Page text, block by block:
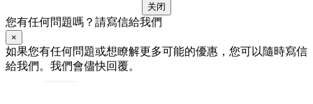
关闭
您有任何問題嗎？請寫信給我們
×
如果您有任何問題或想瞭解更多可能的優惠，您可以隨時寫信
給我們。我們會儘快回覆。